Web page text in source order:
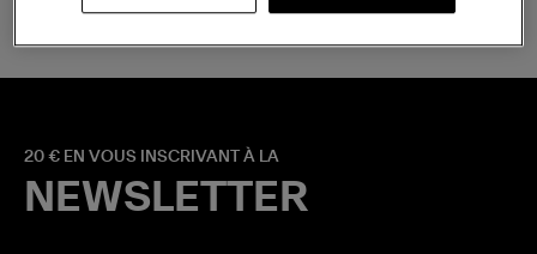
20 € EN VOUS INSCRIVANT À LA
NEWSLETTER